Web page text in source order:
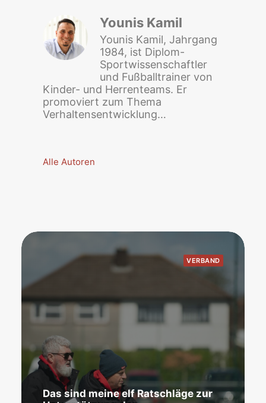
Younis Kamil
Younis Kamil, Jahrgang
1984, ist Diplom-
Sportwissenschaftler
und Fußballtrainer von
Kinder- und Herrenteams. Er
promoviert zum Thema
Verhaltensentwicklung…
Alle Autoren
VERBAND
Das sind meine elf Ratschläge zur